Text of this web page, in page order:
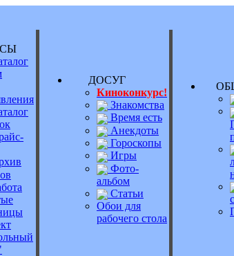
ДОСУГ
Киноконкурс!
Знакомства
Время есть
Анекдоты
Гороскопы
Игры
Фото-
альбом
Статьи
Обои для
рабочего стола